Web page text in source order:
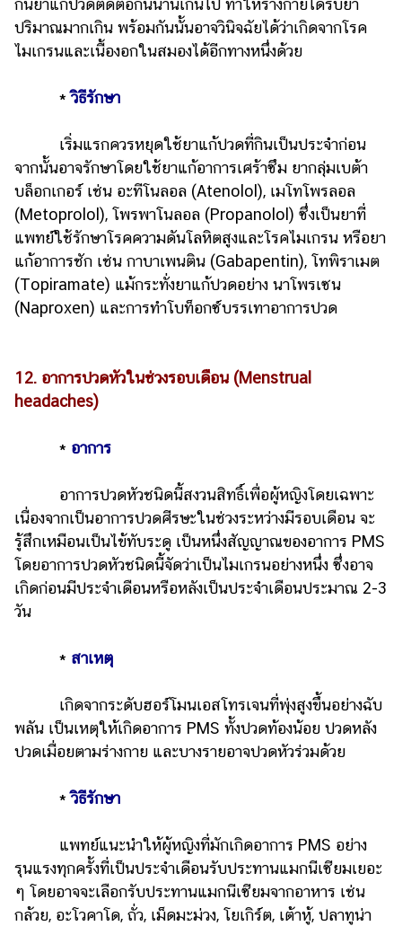
กินยาแก้ปวดติดต่อกันนานเกินไป ทำให้ร่างกายได้รับยา
ปริมาณมากเกิน พร้อมกันนั้นอาจวินิจฉัยได้ว่าเกิดจากโรค
ไมเกรนและเนื้องอกในสมองได้อีกทางหนึ่งด้วย
*วิธีรักษา
เริ่มแรกควรหยุดใช้ยาแก้ปวดที่กินเป็นประจำก่อน
จากนั้นอาจรักษาโดยใช้ยาแก้อาการเศร้าซึม ยากลุ่มเบต้า
บล็อกเกอร์ เช่น อะทีโนลอล (Atenolol), เมโทโพรลอล
(Metoprolol), โพรพาโนลอล (Propanolol) ซึ่งเป็นยาที่
แพทย์ใช้รักษาโรคความดันโลหิตสูงและโรคไมเกรน หรือยา
แก้อาการชัก เช่น กาบาเพนติน (Gabapentin), โทพิราเมต
(Topiramate) แม้กระทั่งยาแก้ปวดอย่าง นาโพรเซน
(Naproxen) และการทำโบท็อกซ์บรรเทาอาการปวด
12. อาการปวดหัวในช่วงรอบเดือน (Menstrual
headaches)
* อาการ
อาการปวดหัวชนิดนี้สงวนสิทธิ์เพื่อผู้หญิงโดยเฉพาะ
เนื่องจากเป็นอาการปวดศีรษะในช่วงระหว่างมีรอบเดือน จะ
รู้สึกเหมือนเป็นไข้ทับระดู เป็นหนึ่งสัญญาณของอาการ PMS
โดยอาการปวดหัวชนิดนี้จัดว่าเป็นไมเกรนอย่างหนึ่ง ซึ่งอาจ
เกิดก่อนมีประจำเดือนหรือหลังเป็นประจำเดือนประมาณ 2-3
วัน
* สาเหตุ
เกิดจากระดับฮอร์โมนเอสโทรเจนที่พุ่งสูงขึ้นอย่างฉับ
พลัน เป็นเหตุให้เกิดอาการ PMS ทั้งปวดท้องน้อย ปวดหลัง
ปวดเมื่อยตามร่างกาย และบางรายอาจปวดหัวร่วมด้วย
*วิธีรักษา
แพทย์แนะนำให้ผู้หญิงที่มักเกิดอาการ PMS อย่าง
รุนแรงทุกครั้งที่เป็นประจำเดือนรับประทานแมกนีเซียมเยอะ
ๆ โดยอาจจะเลือกรับประทานแมกนีเซียมจากอาหาร เช่น
กล้วย, อะโวคาโด, ถั่ว, เม็ดมะม่วง, โยเกิร์ต, เต้าหู้, ปลาทูน่า